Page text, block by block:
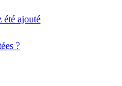
été ajouté
?